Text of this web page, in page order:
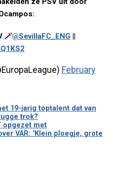
🪄@SevillaFC_ENG ||
February
19-jarig toptalent dat van
trok?
opgezet met
VAR: "Klein ploegje, grote